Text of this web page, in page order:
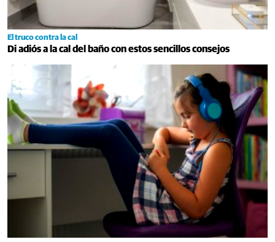
El truco contra la cal
Di adiós a la cal del baño con estos sencillos consejos